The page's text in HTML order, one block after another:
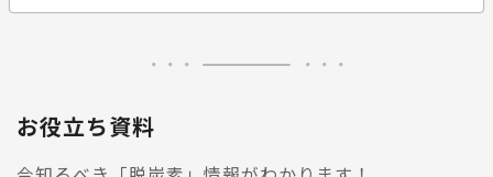
お役立ち資料